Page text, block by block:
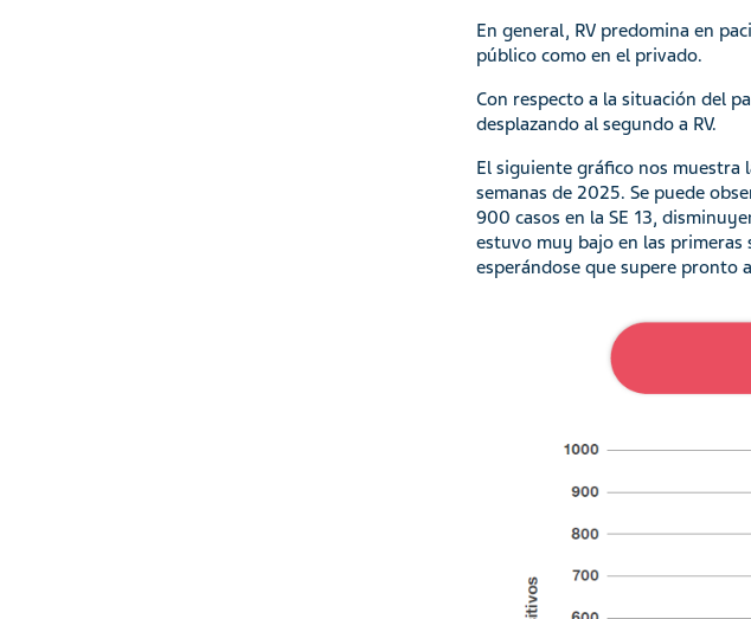
En general, RV predomina en
público como en el privado.
Con respecto a la situación del
desplazando al segundo a RV.
El siguiente gráfico nos muestra
semanas de 2025. Se puede
900 casos en la SE 13,
estuvo muy bajo en las primeras
esperándose que supere pronto a